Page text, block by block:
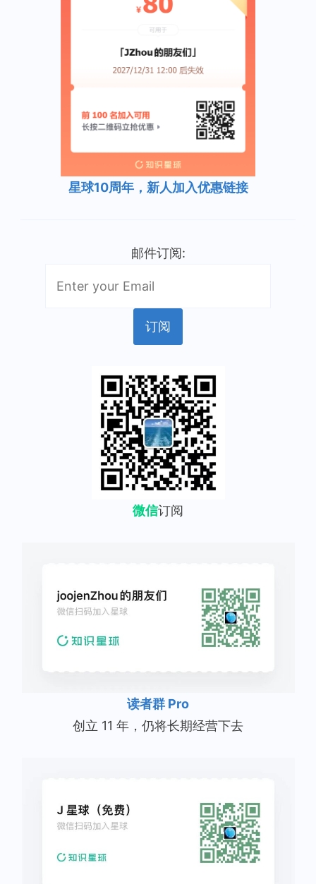
星球10周年，新人加入优惠链接
邮件订阅:
微信订阅
读者群 Pro
创立 11 年，仍将长期经营下去